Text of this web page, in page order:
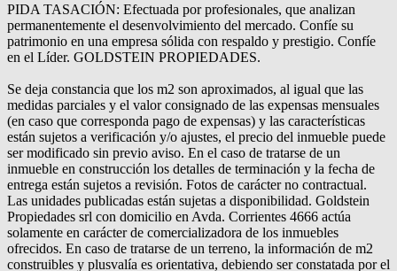
PIDA TASACIÓN: Efectuada por profesionales, que analizan
permanentemente el desenvolvimiento del mercado. Confíe su
patrimonio en una empresa sólida con respaldo y prestigio. Confíe
en el Líder. GOLDSTEIN PROPIEDADES.
Se deja constancia que los m2 son aproximados, al igual que las
medidas parciales y el valor consignado de las expensas mensuales
(en caso que corresponda pago de expensas) y las características
están sujetos a verificación y/o ajustes, el precio del inmueble puede
ser modificado sin previo aviso. En el caso de tratarse de un
inmueble en construcción los detalles de terminación y la fecha de
entrega están sujetos a revisión. Fotos de carácter no contractual.
Las unidades publicadas están sujetas a disponibilidad. Goldstein
Propiedades srl con domicilio en Avda. Corrientes 4666 actúa
solamente en carácter de comercializadora de los inmuebles
ofrecidos. En caso de tratarse de un terreno, la información de m2
construibles y plusvalía es orientativa, debiendo ser constatada por el